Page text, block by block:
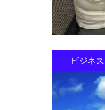
ビジネス